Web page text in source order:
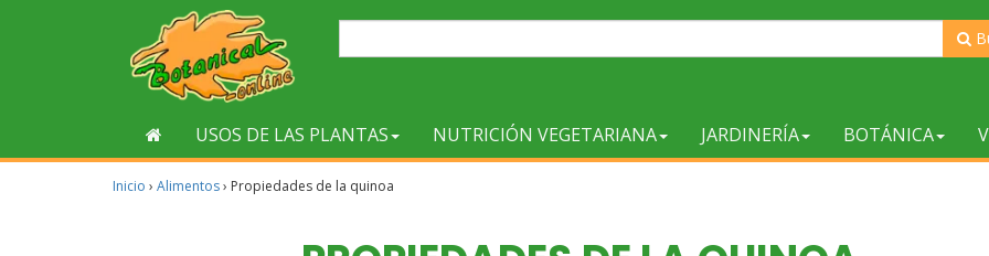
USOS DE LAS PLANTAS NUTRICIÓN VEGETARIANA JARDINERÍA BOTÁNICA
Inicio › Alimentos› Propiedades de la quinoa